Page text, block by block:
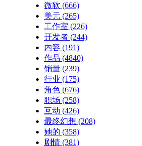
微软 (666)
美元 (265)
工作室 (226)
开发者 (244)
内容 (191)
作品 (4840)
销量 (239)
行业 (175)
角色 (676)
职场 (258)
互动 (426)
最终幻想 (208)
她的 (358)
剧情 (381)